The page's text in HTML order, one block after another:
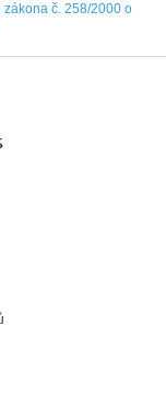
č. 258/2000 o